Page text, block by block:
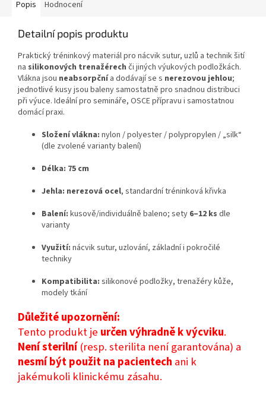
Popis Hodnocení
Detailní popis produktu
Praktický tréninkový materiál pro nácvik sutur, uzlů a technik šití
na silikonových trenažérech či jiných výukových podložkách.
Vlákna jsou neabsorpčnía dodávají se s nerezovou jehlou;
jednotlivé kusy jsou baleny samostatně pro snadnou distribuci
při výuce. Ideální pro semináře, OSCE přípravu i samostatnou
domácí praxi.
Složení vlákna: nylon / polyester / polypropylen / „silk“
(dle zvolené varianty balení)
Délka: 75 cm
Jehla: nerezová ocel, standardní tréninková křivka
Balení: kusově/individuálně baleno; sety 6–12 ks dle
varianty
Využití: nácvik sutur, uzlování, základní i pokročilé
techniky
Kompatibilita: silikonové podložky, trenažéry kůže,
modely tkání
Důležité upozornění:
Tento produkt je určen výhradně k výcviku.
Není sterilní(resp. sterilita není garantována) a
nesmí být použit na pacientech ani k
jakémukoli klinickému zásahu.